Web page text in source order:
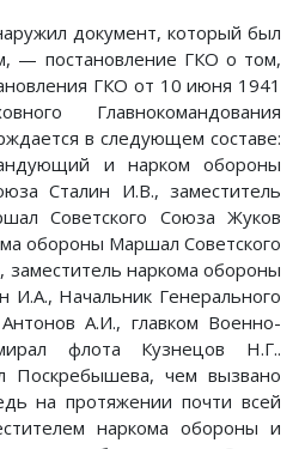
документ, который был
— постановление ГКО о том,
ГКО от 10 июня 1941
Главнокомандования
в следующем составе:
и нарком обороны
Сталин И.В., заместитель
Советского Союза Жуков
обороны Маршал Советского
заместитель наркома обороны
И.А., Начальник Генерального
А.И., главком Военно-
флота Кузнецов Н.Г..
Поскребышева, чем вызвано
на протяжении почти всей
наркома обороны и